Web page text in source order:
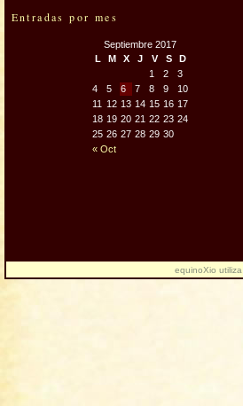
Entradas por mes
Septiembre 2017
L
M X J V S D
« Oct
1 2
3
4
5 6 7 8 9
10
11
12 13 14 15 16 17
18 19 20 21 22 23 24
25 26 27 28 29 30
equinoXio utiliza